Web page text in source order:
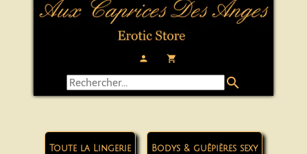
person local_grocery_store
search
Toute la Lingerie Bodys & guêpières sexy